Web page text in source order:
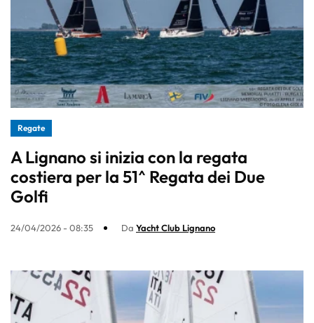
Regate
A Lignano si inizia con la regata
costiera per la 51^ Regata dei Due
Golfi
24/04/2026 - 08:35 Da Yacht Club Lignano